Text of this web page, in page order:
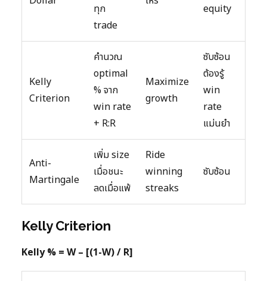
ทุก
trade
equity
Kelly
Criterion
คำนวณ
optimal
% จาก
win rate
+ R:R
Maximize
growth
ซับซ้อน
ต้องรู้
win
rate
แม่นยำ
Anti-
Martingale
เพิ่ม size
เมื่อชนะ
ลดเมื่อแพ้
Ride
winning
streaks
ซับซ้อน
Kelly Criterion
Kelly % = W – [(1-W) / R]